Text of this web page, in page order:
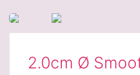
2.0cm Ø